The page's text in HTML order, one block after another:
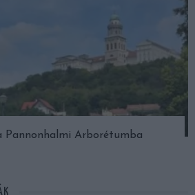
Pannonhalmi Arborétumba